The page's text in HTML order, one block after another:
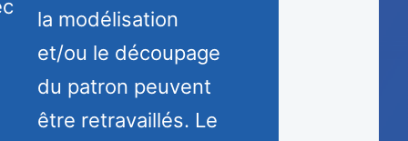
la modélisation
et/ou le découpage
du patron peuvent
être retravaillés. Le